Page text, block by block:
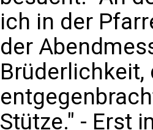
ich in der
der
Brüderlichkeit,
Stütze." - Erst